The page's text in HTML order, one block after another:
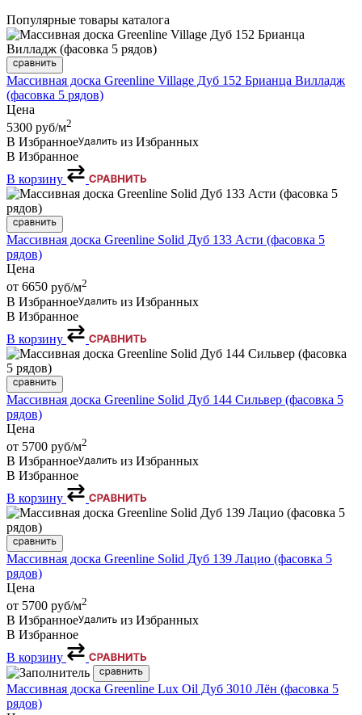
Популярные товары каталога
Массивная доска Greenline Village Дуб 152 Брианца Вилладж
(фасовка 5 рядов)
Цена
5300 руб/м2
В Избранное
из Избранных
В Избранное
В корзину
Массивная доска Greenline Solid Дуб 133 Асти (фасовка 5
рядов)
Цена
от 6650 руб/м2
В Избранное
из Избранных
В Избранное
В корзину
Массивная доска Greenline Solid Дуб 144 Сильвер (фасовка 5
рядов)
Цена
от 5700 руб/м2
В Избранное
из Избранных
В Избранное
В корзину
Массивная доска Greenline Solid Дуб 139 Лацио (фасовка 5
рядов)
Цена
от 5700 руб/м2
В Избранное
из Избранных
В Избранное
В корзину
Массивная доска Greenline Lux Oil Дуб 3010 Лён (фасовка 5
рядов)